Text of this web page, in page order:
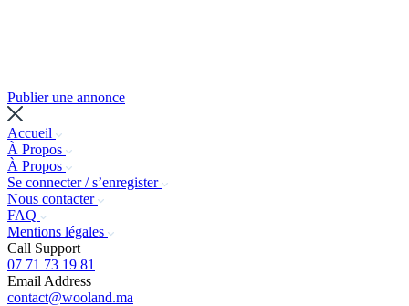
Publier une annonce
Accueil
À Propos
À Propos
Se connecter / s’enregister
Nous contacter
FAQ
Mentions légales
Call Support
07 71 73 19 81
Email Address
contact@wooland.ma